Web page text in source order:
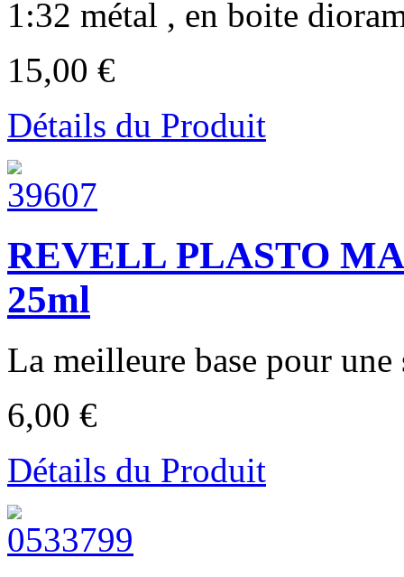
1:32 métal , en boite
15,00 €
Détails du Produit
REVELL PLASTO
25ml
La meilleure base pour une
6,00 €
Détails du Produit